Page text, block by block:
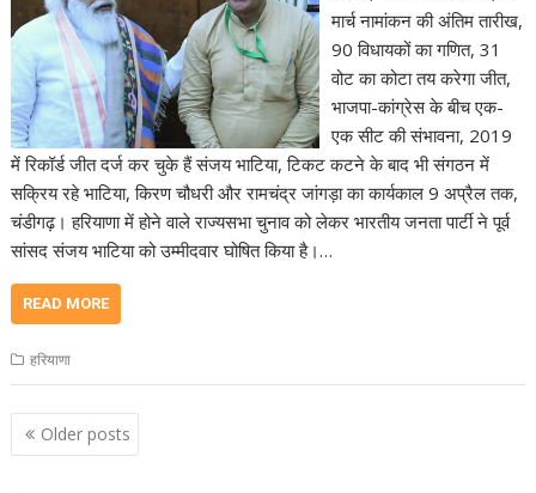
मार्च नामांकन की अंतिम तारीख,
90 विधायकों का गणित, 31
वोट का कोटा तय करेगा जीत,
भाजपा-कांग्रेस के बीच एक-
एक सीट की संभावना, 2019
में रिकॉर्ड जीत दर्ज कर चुके हैं संजय भाटिया, टिकट कटने के बाद भी संगठन में
सक्रिय रहे भाटिया, किरण चौधरी और रामचंद्र जांगड़ा का कार्यकाल 9 अप्रैल तक,
चंडीगढ़। हरियाणा में होने वाले राज्यसभा चुनाव को लेकर भारतीय जनता पार्टी ने पूर्व
सांसद संजय भाटिया को उम्मीदवार घोषित किया है।…
READ MORE
हरियाणा
Posts
navigation
Older posts